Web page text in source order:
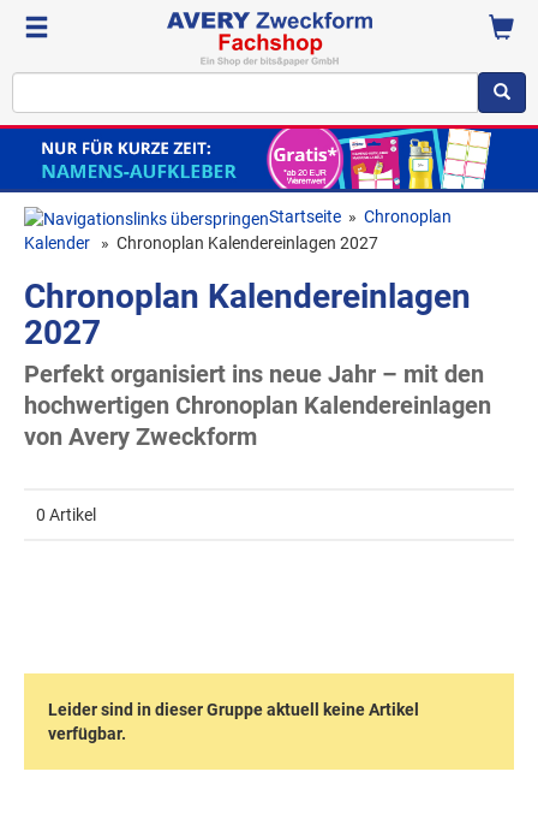
Startseite » Chronoplan
Kalender
» Chronoplan Kalendereinlagen 2027
Chronoplan Kalendereinlagen
2027
Perfekt organisiert ins neue Jahr – mit den
hochwertigen Chronoplan Kalendereinlagen
von Avery Zweckform
0 Artikel
Leider sind in dieser Gruppe aktuell keine Artikel
verfügbar.